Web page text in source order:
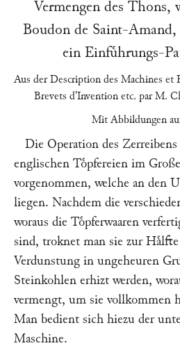
Vermengen des Thons,
Boudon de Saint-Amand,
ein Einfuͤhrungs-
Aus derDescription des Machines et
Brevets d'Invention etc. par M.
Mit Abbildungen
Die Operation des
englischen Toͤpfereien im
vorgenommen, welche an den
liegen. Nachdem die
woraus die Toͤpferwaaren
sind, troknet man sie zur
Verdunstung in ungeheuren
Steinkohlen erhizt werden,
vermengt, um sie vollkommen
Man bedient sich hiezu der
Maschine.